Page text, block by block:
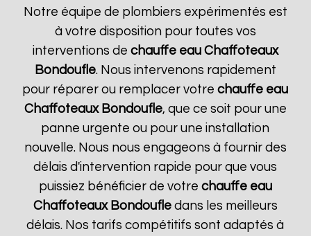
Notre équipe de plombiers expérimentés est
à votre disposition pour toutes vos
interventions de chauffe eau Chaffoteaux
Bondoufle. Nous intervenons rapidement
pour réparer ou remplacer votrechauffe eau
Chaffoteaux Bondoufle, que ce soit pour une
panne urgente ou pour une installation
nouvelle. Nous nous engageons à fournir des
délais d'intervention rapide pour que vous
puissiez bénéficier de votre chauffe eau
Chaffoteaux Bondoufledans les meilleurs
délais. Nos tarifs compétitifs sont adaptés à